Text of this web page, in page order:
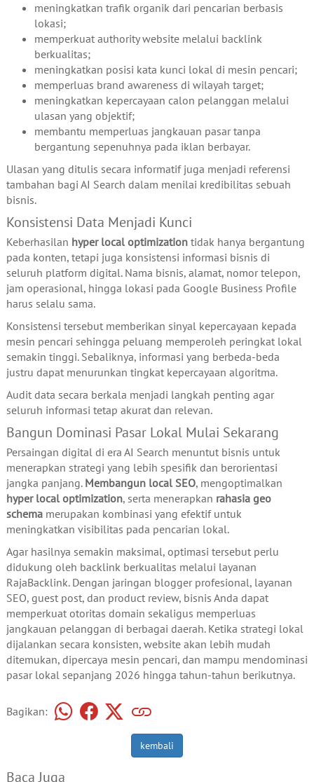
meningkatkan trafik organik dari pencarian berbasis
lokasi;
memperkuat authority website melalui backlink
berkualitas;
meningkatkan posisi kata kunci lokal di mesin pencari;
memperluas brand awareness di wilayah target;
meningkatkan kepercayaan calon pelanggan melalui
ulasan yang objektif;
membantu memperluas jangkauan pasar tanpa
bergantung sepenuhnya pada iklan berbayar.
Ulasan yang ditulis secara informatif juga menjadi referensi
tambahan bagi AI Search dalam menilai kredibilitas sebuah
bisnis.
Konsistensi Data Menjadi Kunci
Keberhasilan hyper local optimizationtidak hanya bergantung
pada konten, tetapi juga konsistensi informasi bisnis di
seluruh platform digital. Nama bisnis, alamat, nomor telepon,
jam operasional, hingga lokasi pada Google Business Profile
harus selalu sama.
Konsistensi tersebut memberikan sinyal kepercayaan kepada
mesin pencari sehingga peluang memperoleh peringkat lokal
semakin tinggi. Sebaliknya, informasi yang berbeda-beda
justru dapat menurunkan tingkat kepercayaan algoritma.
Audit data secara berkala menjadi langkah penting agar
seluruh informasi tetap akurat dan relevan.
Bangun Dominasi Pasar Lokal Mulai Sekarang
Persaingan digital di era AI Search menuntut bisnis untuk
menerapkan strategi yang lebih spesifik dan berorientasi
jangka panjang. Membangun local SEO, mengoptimalkan
hyper local optimization, serta menerapkan rahasia geo
schemamerupakan kombinasi yang efektif untuk
meningkatkan visibilitas pada pencarian lokal.
Agar hasilnya semakin maksimal, optimasi tersebut perlu
didukung oleh backlink berkualitas melalui layanan
RajaBacklink. Dengan jaringan blogger profesional, layanan
SEO, guest post, dan product review, bisnis Anda dapat
memperkuat otoritas domain sekaligus memperluas
jangkauan pelanggan di berbagai daerah. Ketika strategi lokal
dijalankan secara konsisten, website akan lebih mudah
ditemukan, dipercaya mesin pencari, dan mampu mendominasi
pasar lokal sepanjang 2026 hingga tahun-tahun berikutnya.
Bagikan:
kembali
Baca Juga